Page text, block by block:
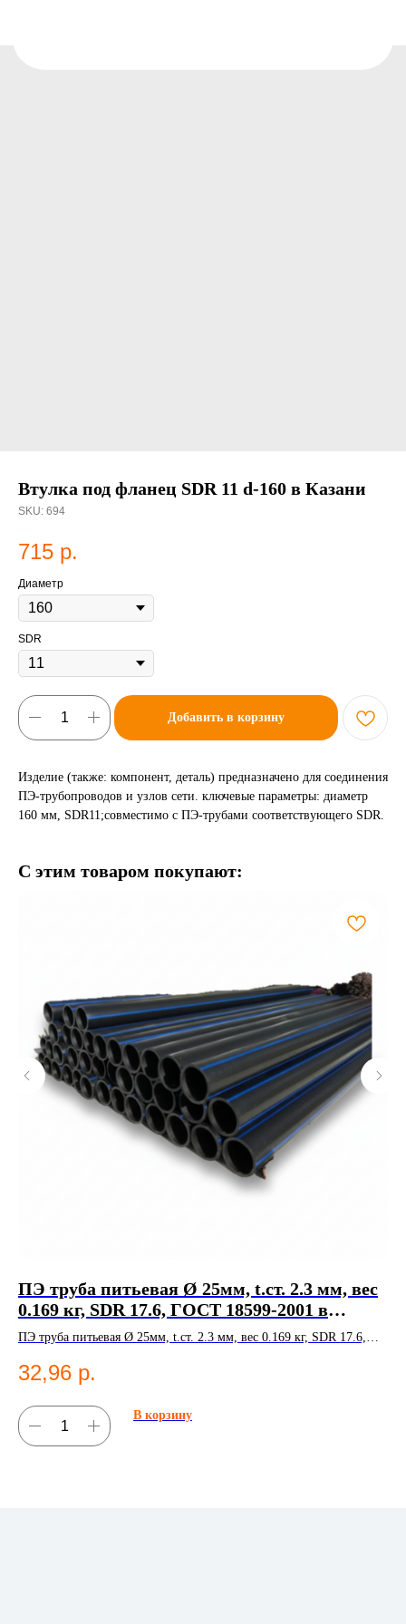
Втулка под фланец SDR 11 d-160 в Казани
SKU: 694
715 р.
Диаметр
SDR
Добавить в корзину
Изделие (также: компонент, деталь) предназначено для соединения
ПЭ-трубопроводов и узлов сети. ключевые параметры: диаметр
160 мм, SDR11;совместимо с ПЭ-трубами соответствующего SDR.
С этим товаром покупают:
ПЭ труба питьевая Ø 25мм, t.ст. 2.3 мм, вес
0.169 кг, SDR 17.6, ГОСТ 18599-2001 в
Казани
ПЭ труба питьевая Ø 25мм, t.ст. 2.3 мм, вес 0.169 кг, SDR 17.6,
32,96 р.
В корзину